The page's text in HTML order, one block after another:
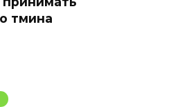
тмина